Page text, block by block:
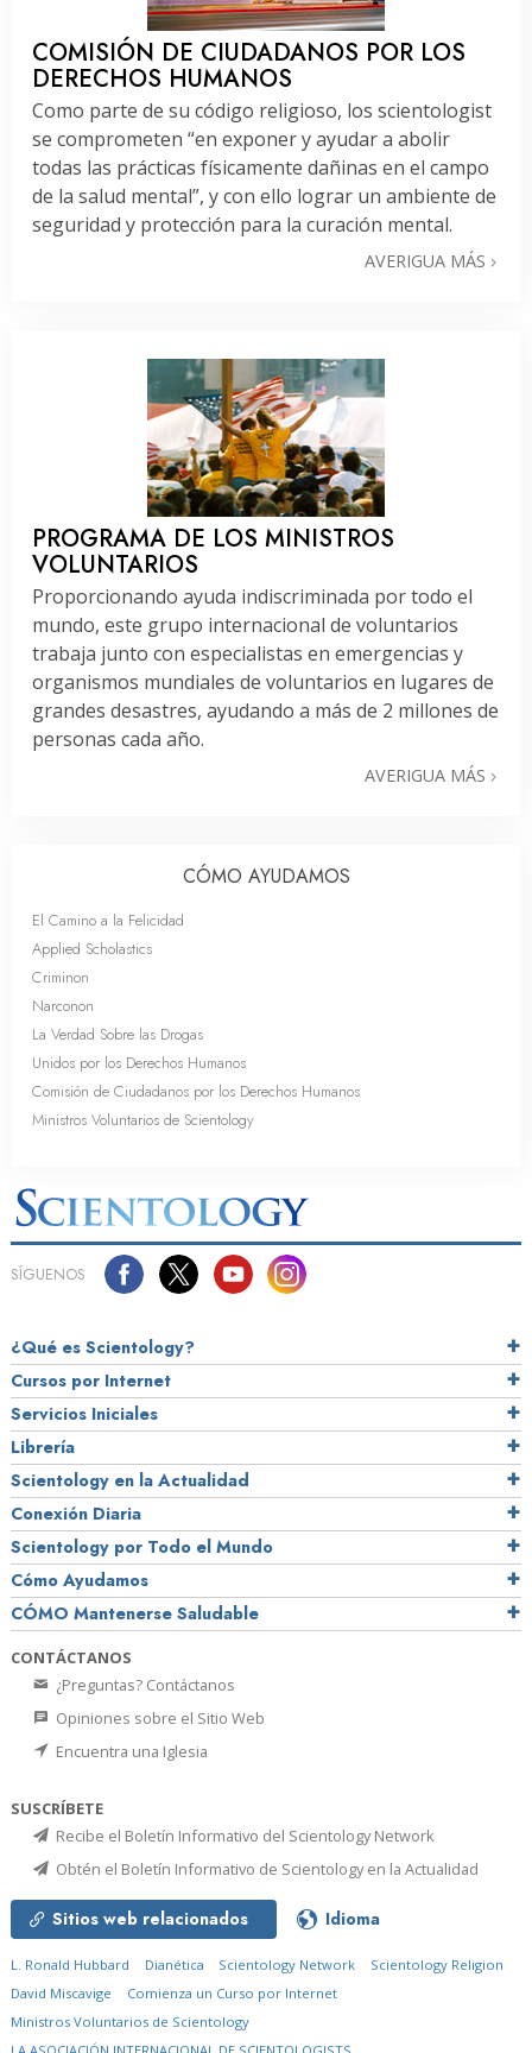
COMISIÓN DE CIUDADANOS POR LOS
DERECHOS HUMANOS
Como parte de su código religioso, los scientologist
se comprometen “en exponer y ayudar a abolir
todas las prácticas físicamente dañinas en el campo
de la salud mental”, y con ello lograr un ambiente de
seguridad y protección para la curación mental.
AVERIGUA MÁS
PROGRAMA DE LOS MINISTROS
VOLUNTARIOS
Proporcionando ayuda indiscriminada por todo el
mundo, este grupo internacional de voluntarios
trabaja junto con especialistas en emergencias y
organismos mundiales de voluntarios en lugares de
grandes desastres, ayudando a más de 2 millones de
personas cada año.
AVERIGUA MÁS
CÓMO AYUDAMOS
El Camino a la Felicidad
Applied Scholastics
Criminon
Narconon
La Verdad Sobre las Drogas
Unidos por los Derechos Humanos
Comisión de Ciudadanos por los Derechos Humanos
Ministros Voluntarios de Scientology
SÍGUENOS
¿Qué es Scientology?
Cursos por Internet
Servicios Iniciales
Librería
Scientology en la Actualidad
Conexión Diaria
Scientology por Todo el Mundo
Cómo Ayudamos
CÓMO Mantenerse Saludable
CONTÁCTANOS
¿Preguntas? Contáctanos
Opiniones sobre el Sitio Web
Encuentra una Iglesia
SUSCRÍBETE
Recibe el Boletín Informativo del Scientology Network
Obtén el Boletín Informativo de Scientology en la Actualidad
Sitios web relacionados Idioma
L. Ronald Hubbard Dianética Scientology Network
Scientology Religion
David Miscavige
Comienza un Curso por Internet
Ministros Voluntarios de Scientology